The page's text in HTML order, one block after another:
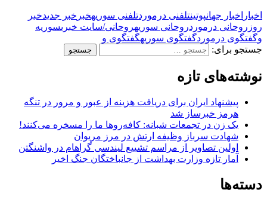
اخبار اخبار جهانپوتینتلفنی درموردتلفنی سوریهخبر خبر جدیدخبر
روز روحانی درموردروحانی سوریهروحانی/سایت خبریسوریه
وگفتگوی درموردگفتگوی سوریهگفتگوی و
جستجو برای:
نوشته‌های تازه
پیشنهاد ایران برای دریافت هزینه از عبور و مرور در تنگه
هرمز خبرساز شد
یک زن در تجمعات شبانه: کافه‌روها ما را مسخره می‌کنند!
شهادت سرباز وظیفه ارتش در مرز مریوان
اولین تصاویر از مراسم تشییع لیندسی گراهام در واشنگتن
آمار تازه وزارت بهداشت از جانباختگان جنگ اخیر
دسته‌ها